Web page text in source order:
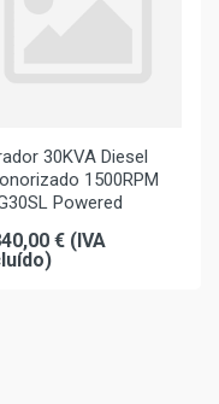
30KVA Diesel
1500RPM
Powered
€ (IVA